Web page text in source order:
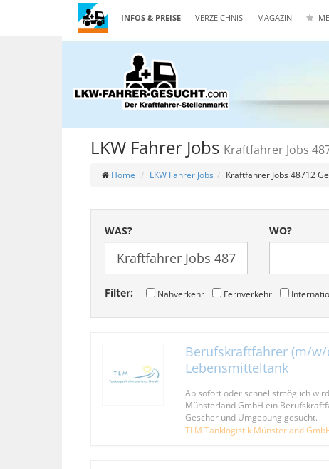
INFOS & PREISE VERZEICHNIS MAGAZIN
LKW Fahrer Jobs Kraftfahrer Jobs
Home LKW Fahrer Jobs Kraftfahrer Jobs 48712
WAS? WO?
Filter: Nahverkehr Fernverkehr
Berufskraftfahrer (m/
Lebensmitteltank
Ab sofort oder schnellstmöglich
Münsterland GmbH ein
Gescher und Umgebung gesucht.
TLM Tanklogistik Münsterland